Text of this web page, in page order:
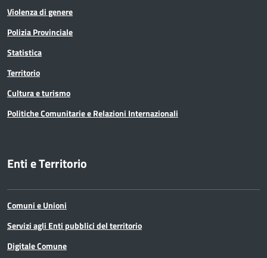
Violenza di genere
Polizia Provinciale
Statistica
Territorio
Cultura e turismo
Politiche Comunitarie e Relazioni Internazionali
Enti e Territorio
Comuni e Unioni
Servizi agli Enti pubblici del territorio
Digitale Comune